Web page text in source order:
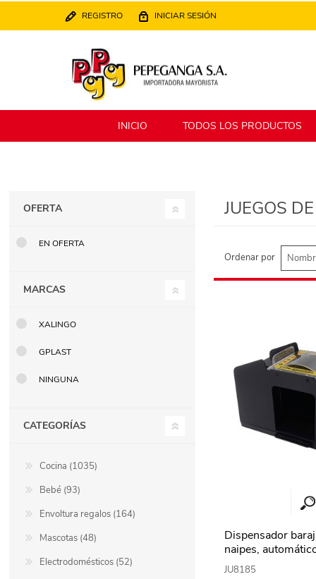
REGISTRO INICIAR SESIÓN
INICIO TODOS LOS PRODUCTOS
MATPack
Alklin
Berlina Air
HOCO
KEMEI Beauty Angel
JUEGOS
Ordenar por
Dispensador
naipes,
en caja
JU8185
OFERTA
EN OFERTA
MARCAS
XALINGO
GPLAST
NINGUNA
CATEGORÍAS
Cocina (1035)
Bebé (93)
Envoltura regalos (164)
Mascotas (48)
Electrodomésticos (52)